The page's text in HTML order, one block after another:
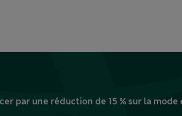
par une réduction de 15 % sur la mode